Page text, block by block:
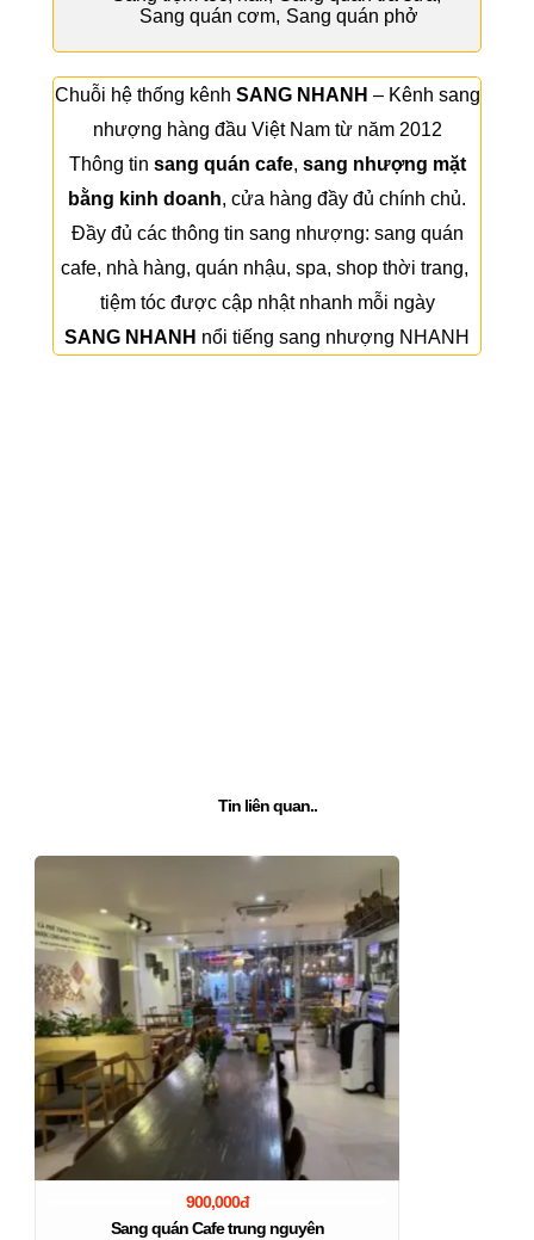
Sang quán cơm, Sang quán phở
Chuỗi hệ thống kênh SANG NHANH – Kênh sang
nhượng hàng đầu Việt Nam từ năm 2012
Thông tin sang quán cafe, sang nhượng mặt
bằng kinh doanh, cửa hàng đầy đủ chính chủ.
Đầy đủ các thông tin sang nhượng: sang quán
cafe, nhà hàng, quán nhậu, spa, shop thời trang,
tiệm tócđược cập nhật nhanh mỗi ngày
SANG NHANH nổi tiếng sang nhượng NHANH
Tin liên quan..
900,000đ
Sang quán Cafe trung nguyên